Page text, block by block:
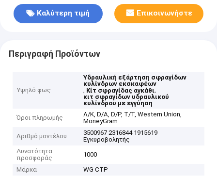
Καλύτερη τιμή Επικοινωνήστε
Περιγραφή Προϊόντων
Υψηλό φως
Υδραυλική εξάρτηση σφραγίδων
κυλίνδρων εκσκαφέων
, Κίτ σφραγίδας αγκάθι,
κιτ σφραγίδων υδραυλικού
κυλίνδρου με εγγύηση
Όροι πληρωμής
Λ/Κ, D/A, D/P, T/T, Western Union,
MoneyGram
Αριθμό μοντέλου
3500967 2316844 1915619
Εγκυροβολητής
Δυνατότητα
προσφοράς
1000
Μάρκα
WG CTP